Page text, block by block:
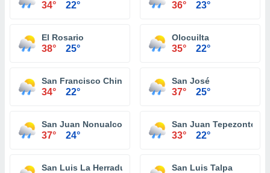
34° 22° 36° 23°
El Rosario
38° 25°
Olocuilta
35° 22°
San Francisco Chinameca
34° 22°
San José
37° 25°
San Juan Nonualco
37° 24°
San Juan Tepezontes
33° 22°
San Luis La Herradura San Luis Talpa